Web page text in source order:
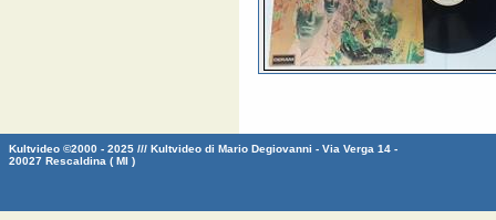
Kultvideo ©2000 - 2025 /// Kultvideo di Mario Degiovanni - Via Verga 14 -
20027 Rescaldina ( MI )